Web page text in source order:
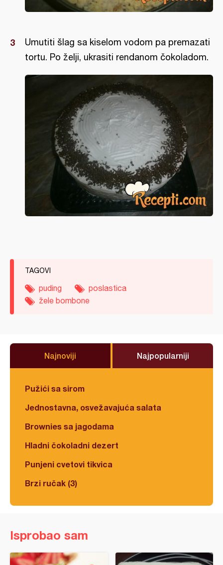
Umutiti šlag sa kiselom vodom pa premazati
tortu. Po želji, ukrasiti rendanom čokoladom.
TAGOVI
puding
poslastica
žele bombone
Najnoviji Najpopularniji
Pužići sa sirom
Jednostavna, osvežavajuća salata
Brownies sa jagodama
Hladni čokoladni dezert
Punjeni cvetovi tikvica
Brzi ručak (3)
Isprobao sam